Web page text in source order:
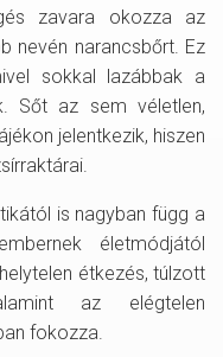
zavara okozza az
nevén narancsbőrt. Ez
sokkal lazábbak a
Sőt az sem véletlen,
jelentkezik, hiszen
is nagyban függ a
életmódjától
étkezés, túlzott
az elégtelen
fokozza.